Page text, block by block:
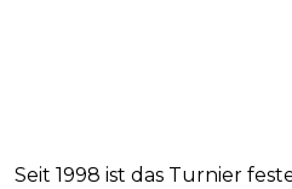
Seit 1998 ist das Turnier